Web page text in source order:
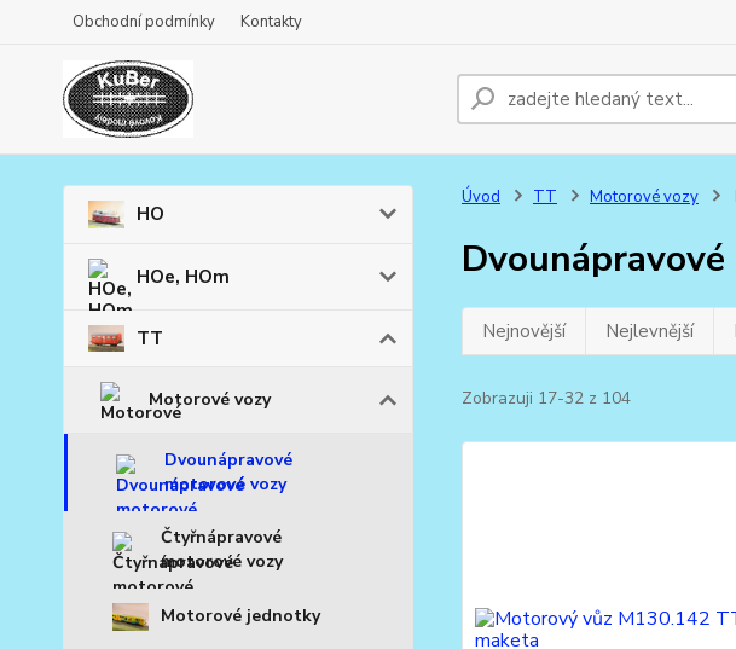
Obchodní podmínky Kontakty
HO
HOe, HOm
TT
Motorové vozy
Dvounápravové
motorové vozy
Čtyřnápravové
motorové vozy
Motorové jednotky
Úvod TT Motorové vozy
Nejnovější Nejlevnější
Zobrazuji 17-32 z 104